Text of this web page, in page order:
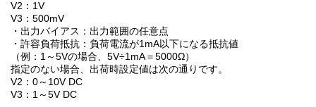
V2：1V
V3：500mV
・出力バイアス：出力範囲の任意点
・許容負荷抵抗：負荷電流が1mA以下になる抵抗値
（例：1～5Vの場合、5V÷1mA＝5000Ω）
指定のない場合、出荷時設定値は次の通りです。
V2：0～10V DC
V3：1～5V DC